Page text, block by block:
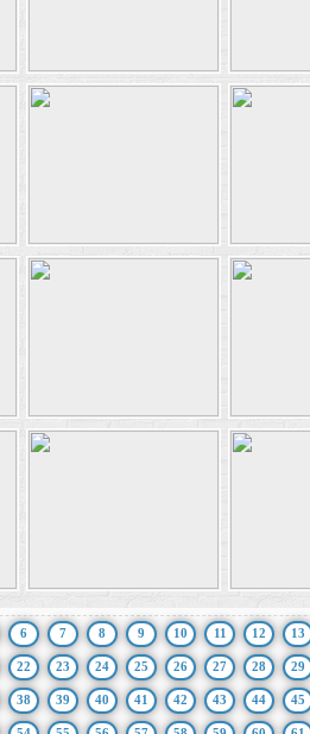
6 7 8 9 10 11 12 13
22 23 24 25 26 27 28 29
38 39 40 41 42 43 44 45